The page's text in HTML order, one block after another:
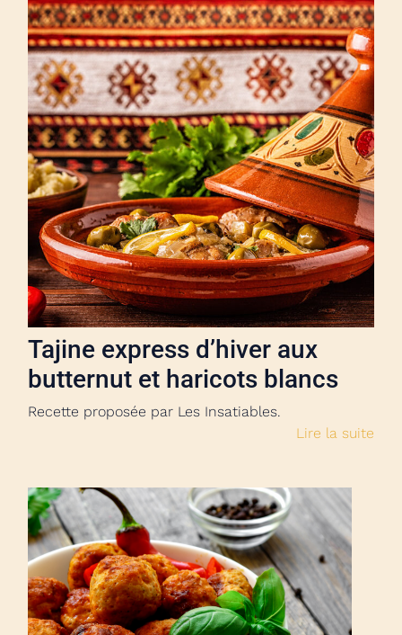
Tajine express d’hiver aux
butternut et haricots blancs
Recette proposée par Les Insatiables.
Lire la suite